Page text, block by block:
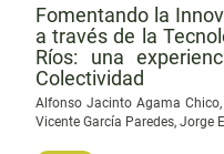
Fomentando la
a través de la
Ríos: una
Colectividad
Alfonso Jacinto Agama
Vicente García Paredes, Jorge